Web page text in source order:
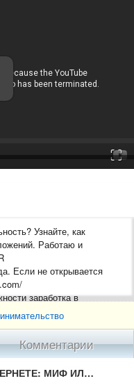
Узнайте, как
Работаю и
Если не открывается
заработка в
я скажу вам, что
и все это без каких-либо
возможен ли
стоит ли верить
различные
Комментарии
ЗАРАБОТОК В ИНТЕРНЕТЕ: МИФ ИЛИ РЕАЛЬНОСТЬ? УЗНАЙТЕ, КАК ПОЛУЧАТЬ 9000 ДОЛЛАРОВ В ДЕНЬ БЕЗ ВЛОЖЕНИЙ